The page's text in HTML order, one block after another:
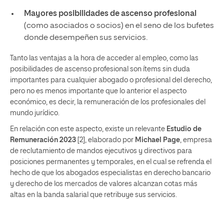
Mayores posibilidades de ascenso profesional
(como asociados o socios) en el seno de los bufetes
donde desempeñen sus servicios.
Tanto las ventajas a la hora de acceder al empleo, como las
posibilidades de ascenso profesional son ítems sin duda
importantes para cualquier abogado o profesional del derecho,
pero no es menos importante que lo anterior el aspecto
económico, es decir, la remuneración de los profesionales del
mundo jurídico.
En relación con este aspecto, existe un relevante Estudio de
Remuneración 2023 [2], elaborado por Michael Page , empresa
de reclutamiento de mandos ejecutivos y directivos para
posiciones permanentes y temporales, en el cual se refrenda el
hecho de que los abogados especialistas en derecho bancario
y derecho de los mercados de valores alcanzan cotas más
altas en la banda salarial que retribuye sus servicios.